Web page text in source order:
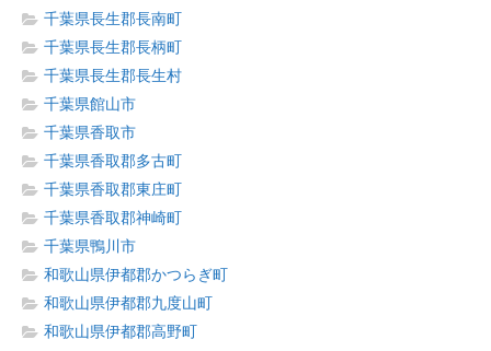
千葉県長生郡長南町
千葉県長生郡長柄町
千葉県長生郡長生村
千葉県館山市
千葉県香取市
千葉県香取郡多古町
千葉県香取郡東庄町
千葉県香取郡神崎町
千葉県鴨川市
和歌山県伊都郡かつらぎ町
和歌山県伊都郡九度山町
和歌山県伊都郡高野町